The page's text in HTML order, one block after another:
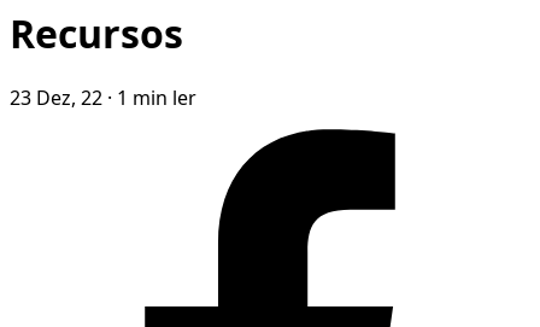
Recursos
23 Dez, 22 · 1 min ler